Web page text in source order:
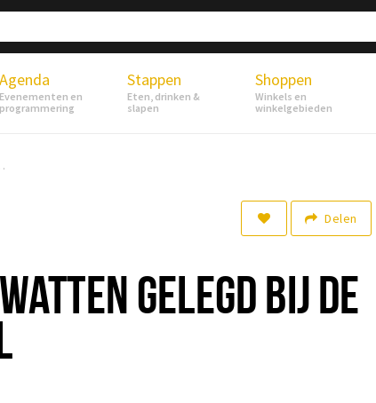
Agenda
Evenementen en
programmering
Stappen
Eten, drinken &
slapen
Shoppen
Winkels en
winkelgebieden
Hemel
Delen
GELEGD BIJ DE